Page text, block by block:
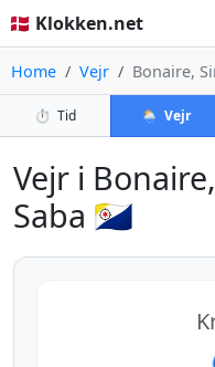
🇩🇰 Klokken.net
Home Vejr Bonaire,
⏱️ Tid 🌦️ Vejr
Vejr i
Saba 🇧🇶